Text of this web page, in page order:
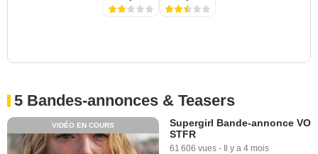
5 Bandes-annonces & Teasers
VIDÉO EN COURS
Supergirl Bande-annonce VO
STFR
61 606 vues - Il y a 4 mois